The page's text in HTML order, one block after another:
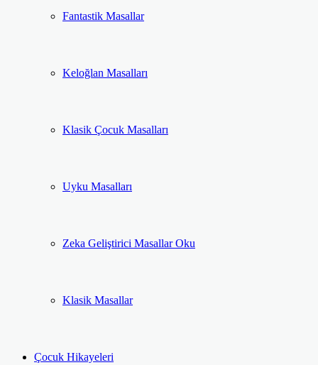
Fantastik Masallar
Keloğlan Masalları
Klasik Çocuk Masalları
Uyku Masalları
Zeka Geliştirici Masallar Oku
Klasik Masallar
Çocuk Hikayeleri